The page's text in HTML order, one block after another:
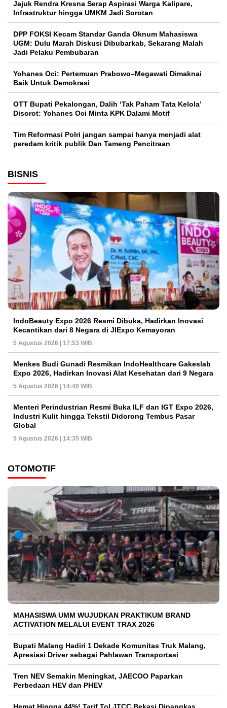
Jajuk Rendra Kresna Serap Aspirasi Warga Kalipare,
Infrastruktur hingga UMKM Jadi Sorotan
DPP FOKSI Kecam Standar Ganda Oknum Mahasiswa
UGM: Dulu Marah Diskusi Dibubarkab, Sekarang Malah
Jadi Pelaku Pembubaran
Yohanes Oci: Pertemuan Prabowo–Megawati Dimaknai
Baik Untuk Demokrasi
OTT Bupati Pekalongan, Dalih ‘Tak Paham Tata Kelola’
Disorot: Yohanes Oci Minta KPK Dalami Motif
Tim Reformasi Polri jangan sampai hanya menjadi alat
peredam kritik publik Dan Tameng Pencitraan
BISNIS
IndoBeauty Expo 2026 Resmi Dibuka, Hadirkan Inovasi
Kecantikan dari 8 Negara di JIExpo Kemayoran
5 Agustus 2026 | 17:53 WIB
Menkes Budi Gunadi Resmikan IndoHealthcare Gakeslab
Expo 2026, Hadirkan Inovasi Alat Kesehatan dari 9 Negara
5 Agustus 2026 | 14:40 WIB
Menteri Perindustrian Resmi Buka ILF dan IGT Expo 2026,
Industri Kulit hingga Tekstil Didorong Tembus Pasar
Global
5 Agustus 2026 | 14:35 WIB
OTOMOTIF
MAHASISWA UMM WUJUDKAN PRAKTIKUM BRAND
ACTIVATION MELALUI EVENT TRAX 2026
Bupati Malang Hadiri 1 Dekade Komunitas Truk Malang,
Apresiasi Driver sebagai Pahlawan Transportasi
Tren NEV Semakin Meningkat, JAECOO Paparkan
Perbedaan HEV dan PHEV